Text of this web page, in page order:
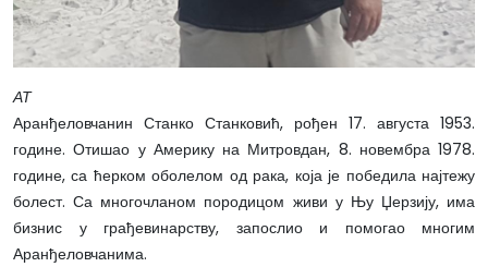
АТ
Аранђеловчанин Станко Станковић, рођен 17. августа 1953.
године. Отишао у Америку на Митровдан, 8. новембра 1978.
године, са ћерком оболелом од рака, која је победила најтежу
болест. Са многочланом породицом живи у Њу Џерзију, има
бизнис у грађевинарству, запослио и помогао многим
Аранђеловчанима.